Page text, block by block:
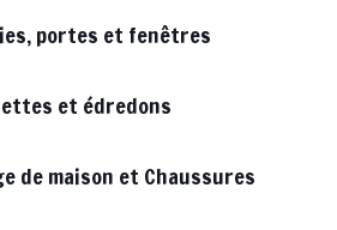
portes et fenêtres
et édredons
de maison et Chaussures